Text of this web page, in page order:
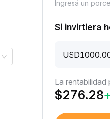
Ingresá un
Si invirtiera
USD
La rentabilidad
$276.28+